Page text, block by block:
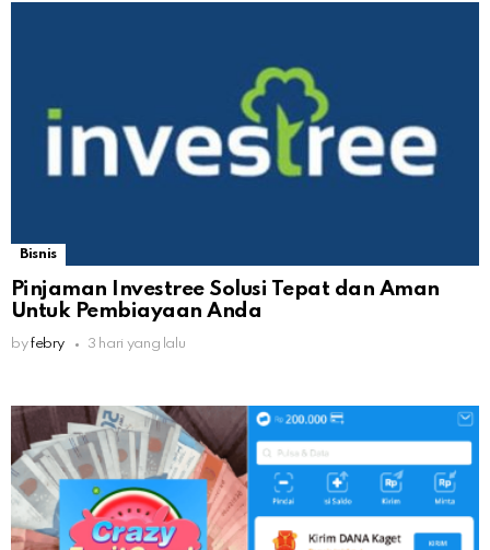
Bisnis
Pinjaman Investree Solusi Tepat dan Aman
Untuk Pembiayaan Anda
by febry 3 hari yang lalu